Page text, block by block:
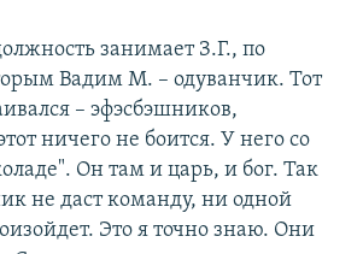
занимает З.Г., по
Вадим М. – одуванчик. Тот
– эфэсбэшников,
ничего не боится. У него со
Он там и царь, и бог. Так
не даст команду, ни одной
Это я точно знаю. Они